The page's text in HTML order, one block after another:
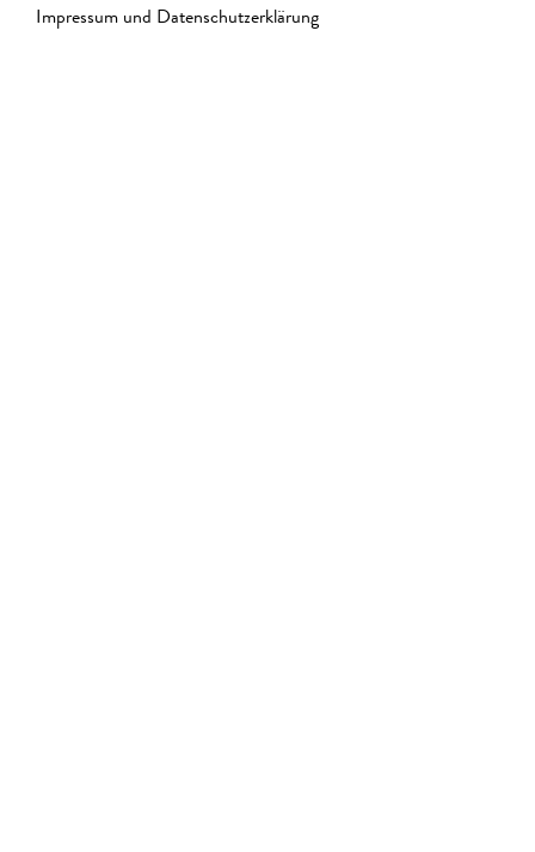
Impressum und Datenschutzerklärung